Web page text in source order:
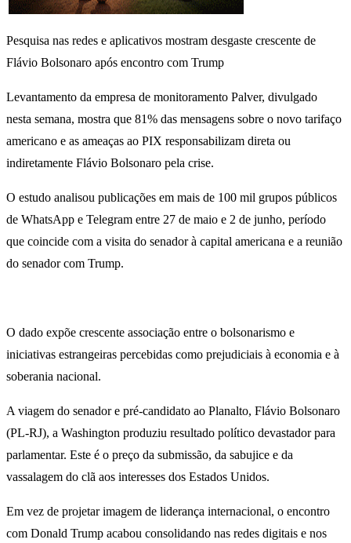
Pesquisa nas redes e aplicativos mostram desgaste crescente de
Flávio Bolsonaro após encontro com Trump
Levantamento da empresa de monitoramento Palver, divulgado
nesta semana, mostra que 81% das mensagens sobre o novo tarifaço
americano e as ameaças ao PIX responsabilizam direta ou
indiretamente Flávio Bolsonaro pela crise.
O estudo analisou publicações em mais de 100 mil grupos públicos
de WhatsApp e Telegram entre 27 de maio e 2 de junho, período
que coincide com a visita do senador à capital americana e a reunião
do senador com Trump.
O dado expõe crescente associação entre o bolsonarismo e
iniciativas estrangeiras percebidas como prejudiciais à economia e à
soberania nacional.
A viagem do senador e pré-candidato ao Planalto, Flávio Bolsonaro
(PL-RJ), a Washington produziu resultado político devastador para
parlamentar. Este é o preço da submissão, da sabujice e da
vassalagem do clã aos interesses dos Estados Unidos.
Em vez de projetar imagem de liderança internacional, o encontro
com Donald Trump acabou consolidando nas redes digitais e nos